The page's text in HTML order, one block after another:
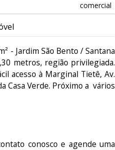
comercial
- Jardim São Bento / Santana
metros, região privilegiada.
acesso à Marginal Tietê, Av.
Casa Verde. Próximo a vários
conosco e agende uma